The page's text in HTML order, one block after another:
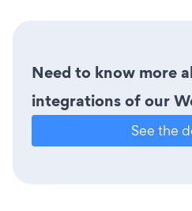
Need to know more
integrations of our
See the